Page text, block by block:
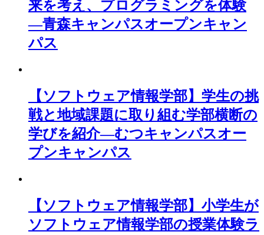
来を考え、プログラミングを体験
―青森キャンパスオープンキャン
パス
【ソフトウェア情報学部】学生の挑
戦と地域課題に取り組む学部横断の
学びを紹介―むつキャンパスオー
プンキャンパス
【ソフトウェア情報学部】小学生が
ソフトウェア情報学部の授業体験ラ